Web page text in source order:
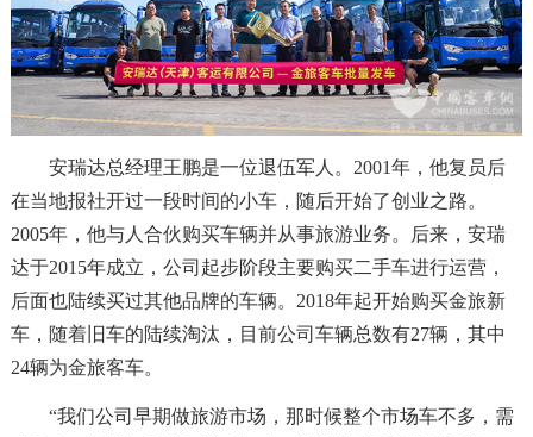
安瑞达总经理王鹏是一位退伍军人。2001年，他复员后
在当地报社开过一段时间的小车，随后开始了创业之路。
2005年，他与人合伙购买车辆并从事旅游业务。后来，安瑞
达于2015年成立，公司起步阶段主要购买二手车进行运营，
后面也陆续买过其他品牌的车辆。2018年起开始购买金旅新
车，随着旧车的陆续淘汰，目前公司车辆总数有27辆，其中
24辆为金旅客车。
“我们公司早期做旅游市场，那时候整个市场车不多，需